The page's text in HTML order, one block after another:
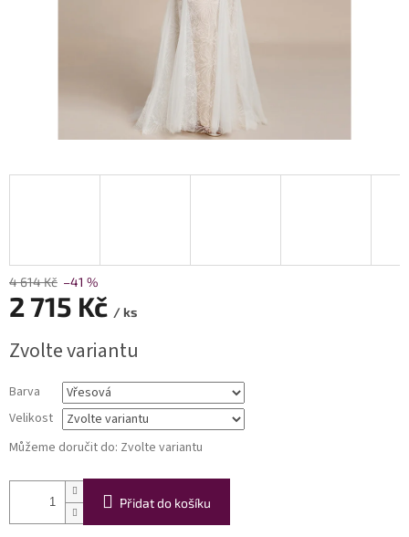
4 614 Kč –41 %
2 715 Kč / ks
cena:
Zvolte variantu
Barva
Velikost
Můžeme doručit do: Zvolte variantu
Přidat do košíku